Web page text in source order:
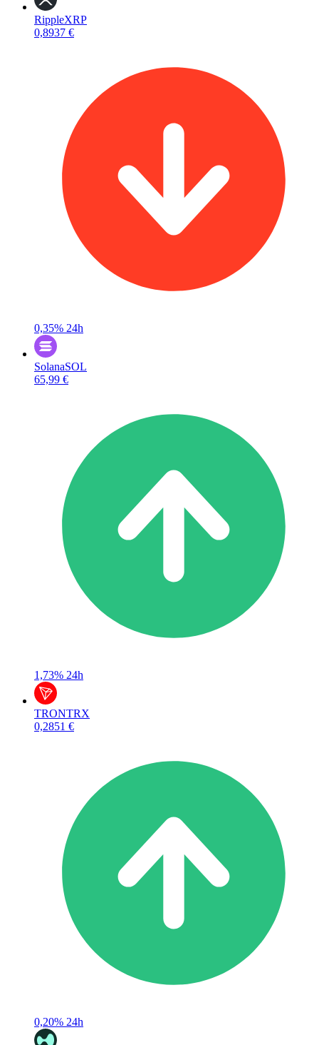
RippleXRP
0,8937 €
0,35% 24h
SolanaSOL
65,99 €
1,73% 24h
TRONTRX
0,2851 €
0,20% 24h